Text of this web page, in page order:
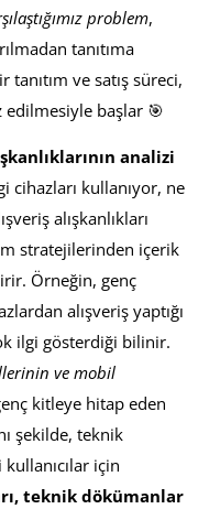
problem,
tanıtıma
tanıtım ve satış süreci,
başlar 🎯
analizi
cihazları kullanıyor, ne
alışkanlıkları
stratejilerinden içerik
Örneğin, genç
alışveriş yaptığı
ilgi gösterdiği bilinir.
ve mobil
kitleye hitap eden
şekilde, teknik
için
teknik dökümanlar